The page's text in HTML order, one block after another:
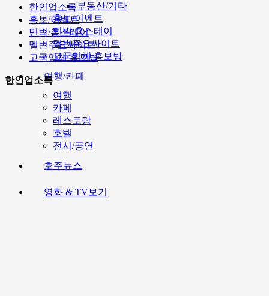
부동산/기타
홍보/이벤트
민박/홈스테이
멜번주요싸이트
고국업체 홍보방
여행/카페
여행
카페
레스토랑
호텔
전시/공연
호주뉴스
영화 & TV보기
한인업소록
홍보/이벤트
민박/홈스테이
멜번주요싸이트
고국업체 홍보방
한인업소록